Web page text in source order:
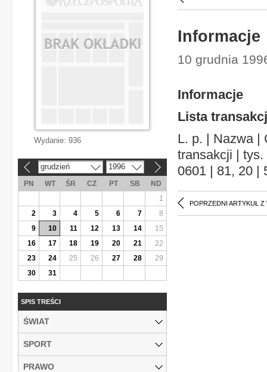
Informacje
10 grudnia
Informacje
Lista
L. p. | Nazwa |
transakcji | tys.
0601 | 81, 20 |
POPRZEDNI ARTYKUŁ Z
Wydanie: 936
grudzień 1996
PN WT ŚR CZ PT SB
ND
1
2
3 4 5 6 7
8
9
10 11 12 13 14
15
16
17 18 19 20 21
22
23
24 25 26 27 28
29
30
31
SPIS TREŚCI
ŚWIAT
SPORT
PRAWO